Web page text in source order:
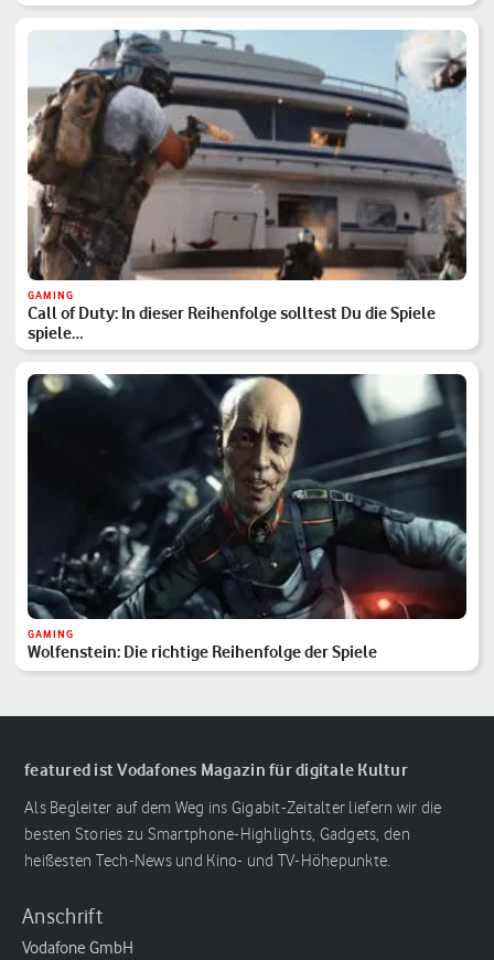
GAMING
Call of Duty: In dieser Reihenfolge solltest Du die Spiele
spiele…
GAMING
Wolfenstein: Die richtige Reihenfolge der Spiele
featured ist Vodafones Magazin für digitale Kultur
Als Begleiter auf dem Weg ins Gigabit-Zeitalter liefern wir die
besten Stories zu Smartphone-Highlights, Gadgets, den
heißesten Tech-News und Kino- und TV-Höhepunkte.
Anschrift
Vodafone GmbH